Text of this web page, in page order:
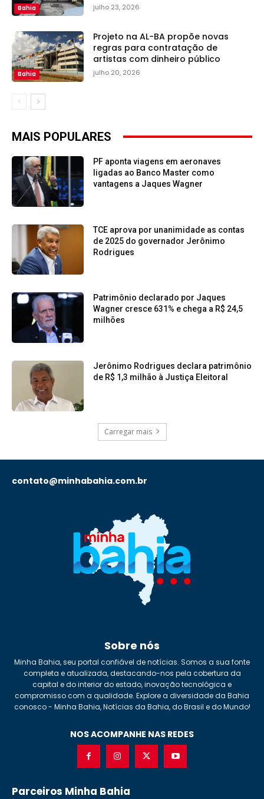
Bahia julho 23, 2026
Bahia
Projeto na AL-BA propõe novas
regras para contratação de
artistas com dinheiro público
julho 20, 2026
MAIS POPULARES
PF aponta viagens em aeronaves
ligadas ao Banco Master como
vantagens a Jaques Wagner
TCE aprova por unanimidade as contas
de 2025 do governador Jerônimo
Rodrigues
Patrimônio declarado por Jaques
Wagner cresce 631% e chega a R$ 24,5
milhões
Jerônimo Rodrigues declara patrimônio
de R$ 1,3 milhão à Justiça Eleitoral
Carregar mais
contato@minhabahia.com.br
Sobre nós
Minha Bahia, seu portal confiável de notícias. Somos a sua fonte
completa e atualizada, destacando-nos pela cobertura da
capital e do interior do estado, inovação tecnológica e
compromisso com a qualidade. Explore a diversidade da Bahia
conosco - Minha Bahia, Notícias da Bahia, do Brasil e do Mundo!
NOS ACOMPANHE NAS REDES
Parceiros Minha Bahia